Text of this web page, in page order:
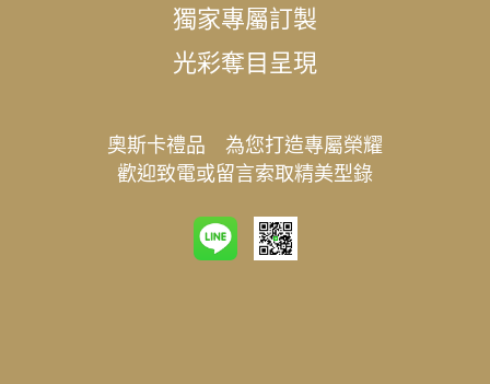
獨家專屬訂製
光彩奪目呈現
奧斯卡禮品 為您打造專屬榮耀
歡迎致電或留言索取精美型錄